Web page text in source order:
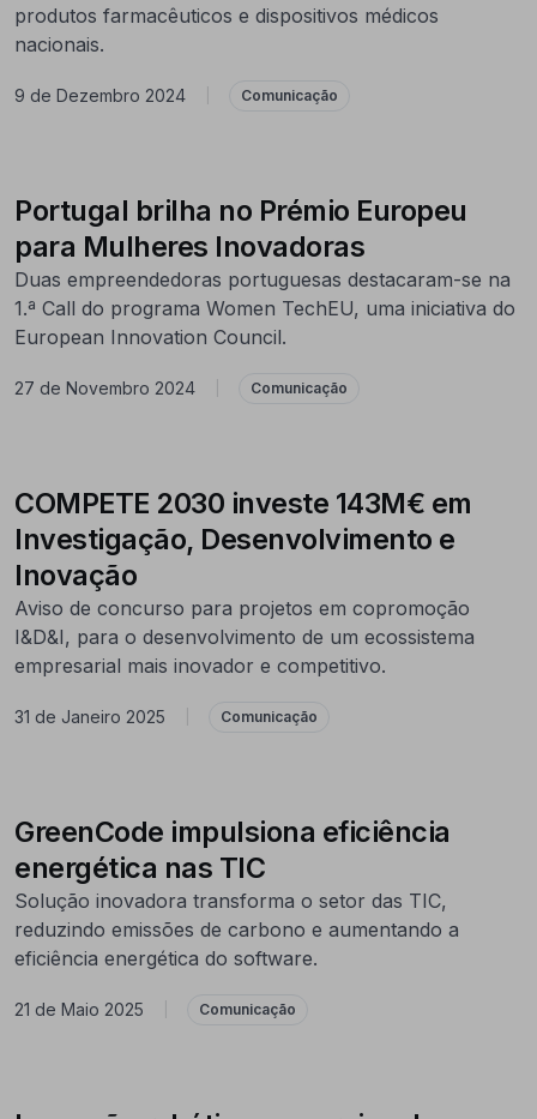
produtos farmacêuticos e dispositivos médicos
nacionais.
9 de Dezembro 2024 Comunicação
Portugal brilha no Prémio Europeu
para Mulheres Inovadoras
Duas empreendedoras portuguesas destacaram-se na
1.ª Call do programa Women TechEU, uma iniciativa do
European Innovation Council.
27 de Novembro 2024 Comunicação
COMPETE 2030 investe 143M€ em
Investigação, Desenvolvimento e
Inovação
Aviso de concurso para projetos em copromoção
I&D&I, para o desenvolvimento de um ecossistema
empresarial mais inovador e competitivo.
31 de Janeiro 2025 Comunicação
GreenCode impulsiona eficiência
energética nas TIC
Solução inovadora transforma o setor das TIC,
reduzindo emissões de carbono e aumentando a
eficiência energética do software.
21 de Maio 2025 Comunicação